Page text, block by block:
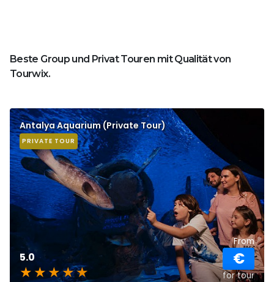
Beste Group und Privat Touren mit Qualität von
Tourwix.
Antalya Aquarium (Private Tour)
PRIVATE TOUR
5.0
From
€
for tour